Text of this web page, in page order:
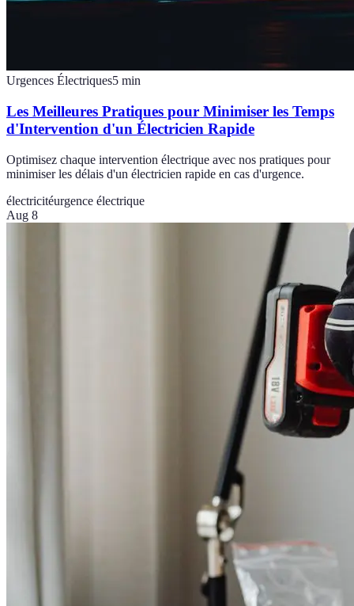
Urgences Électriques5 min
Les Meilleures Pratiques pour Minimiser les Temps
d'Intervention d'un Électricien Rapide
Optimisez chaque intervention électrique avec nos pratiques pour
minimiser les délais d'un électricien rapide en cas d'urgence.
électricitéurgence électrique
Aug 8